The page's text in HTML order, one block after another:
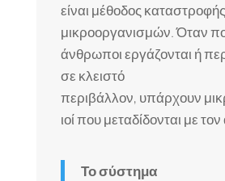
είναι μέθοδος καταστροφής
μικροοργανισμών. Όταν
άνθρωποι εργάζονται ή
σε κλειστό
περιβάλλον, υπάρχουν
ιοί που μεταδίδονται με
Το σύστημα